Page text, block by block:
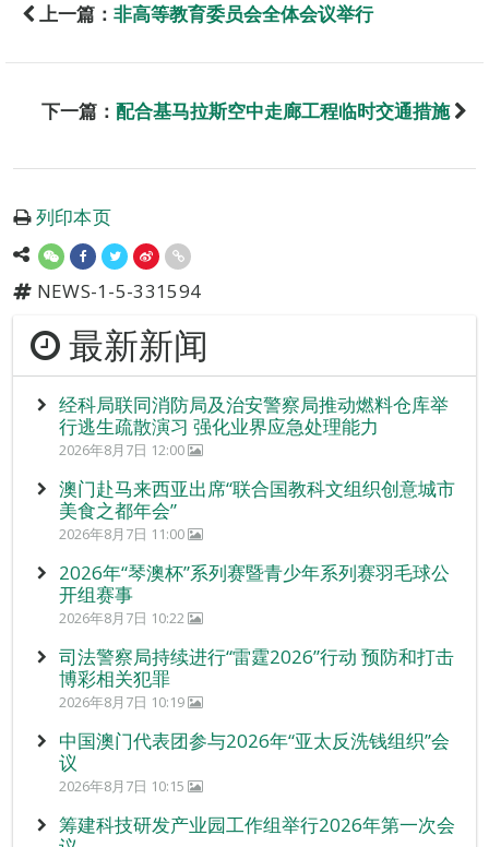
上一篇： 非高等教育委员会全体会议举行
下一篇： 配合基马拉斯空中走廊工程临时交通措施
列印本页
NEWS-1-5-331594
最新新闻
经科局联同消防局及治安警察局推动燃料仓库举
行逃生疏散演习 强化业界应急处理能力
2026年8月7日 12:00
澳门赴马来西亚出席“联合国教科文组织创意城市
美食之都年会”
2026年8月7日 11:00
2026年“琴澳杯”系列赛暨青少年系列赛羽毛球公
开组赛事
2026年8月7日 10:22
司法警察局持续进行“雷霆2026”行动 预防和打击
博彩相关犯罪
2026年8月7日 10:19
中国澳门代表团参与2026年“亚太反洗钱组织”会
议
2026年8月7日 10:15
筹建科技研发产业园工作组举行2026年第一次会